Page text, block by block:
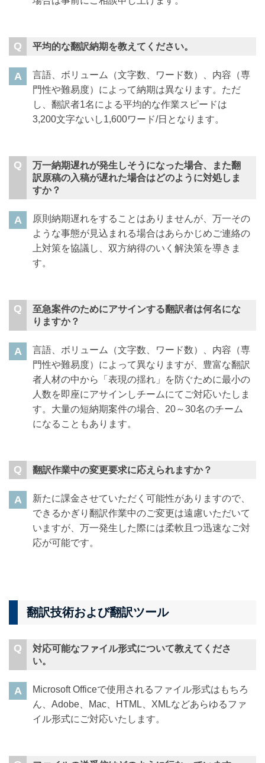
平均的な翻訳納期を教えてください。
言語、ボリューム（文字数、ワード数）、内容（専
門性や難易度）によって納期は異なります。ただ
し、翻訳者1名による平均的な作業スピードは
3,200文字ないし1,600ワード/日となります。
万一納期遅れが発生しそうになった場合、また翻
訳原稿の入稿が遅れた場合はどのように対処しま
すか？
原則納期遅れをすることはありませんが、万一その
ような事態が見込まれる場合はあらかじめご連絡の
上対策を協議し、双方納得のいく解決策を導きま
す。
至急案件のためにアサインする翻訳者は何名にな
りますか？
言語、ボリューム（文字数、ワード数）、内容（専
門性や難易度）によって異なりますが、豊富な翻訳
者人材の中から「表現の揺れ」を防ぐために最小の
人数を即座にアサインしチームにてご対応いたしま
す。大量の短納期案件の場合、20～30名のチーム
になることもあります。
翻訳作業中の変更要求に応えられますか？
新たに課金させていただく可能性がありますので、
できるかぎり翻訳作業中のご変更は遠慮いただいて
いますが、万一発生した際には柔軟且つ迅速なご対
応が可能です。
翻訳技術および翻訳ツール
対応可能なファイル形式について教えてくださ
い。
Microsoft Officeで使用されるファイル形式はもちろ
ん、Adobe、Mac、HTML、XMLなどあらゆるファ
イル形式にご対応いたします。